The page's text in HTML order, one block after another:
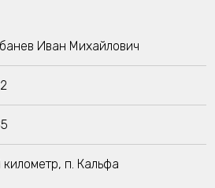
Иван Михайлович
п. Кальфа